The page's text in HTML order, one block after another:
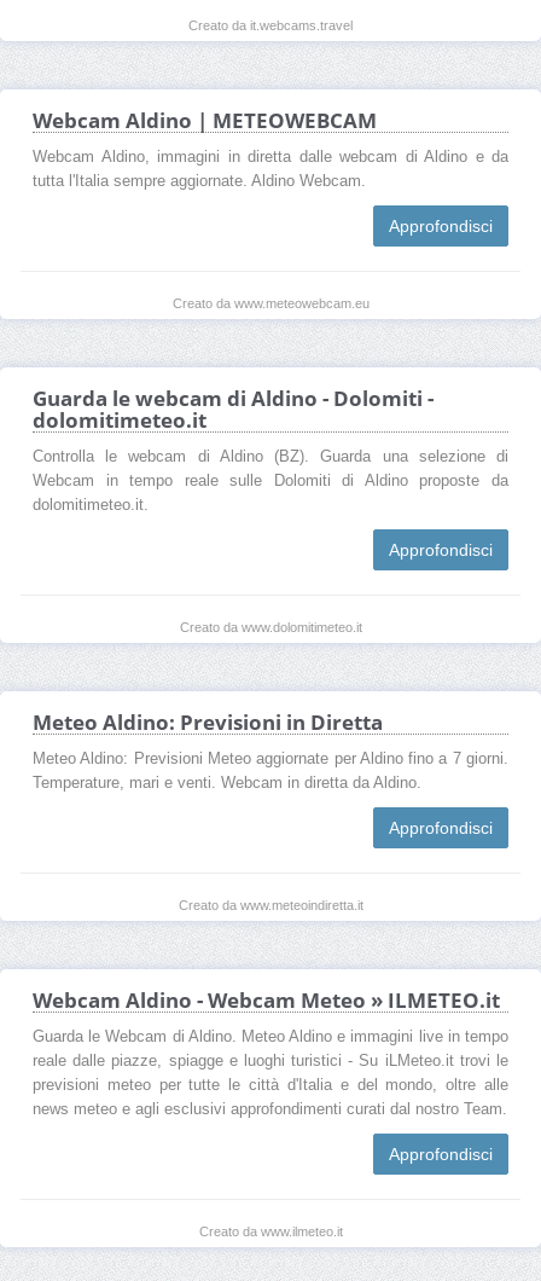
Creato da it.webcams.travel
Webcam Aldino | METEOWEBCAM
Webcam Aldino, immagini in diretta dalle webcam di Aldino e da
tutta l'Italia sempre aggiornate. Aldino Webcam.
Approfondisci
Creato da www.meteowebcam.eu
Guarda le webcam di Aldino - Dolomiti -
dolomitimeteo.it
Controlla le webcam di Aldino (BZ). Guarda una selezione di
Webcam in tempo reale sulle Dolomiti di Aldino proposte da
dolomitimeteo.it.
Approfondisci
Creato da www.dolomitimeteo.it
Meteo Aldino: Previsioni in Diretta
Meteo Aldino: Previsioni Meteo aggiornate per Aldino fino a 7 giorni.
Temperature, mari e venti. Webcam in diretta da Aldino.
Approfondisci
Creato da www.meteoindiretta.it
Webcam Aldino - Webcam Meteo » ILMETEO.it
Guarda le Webcam di Aldino. Meteo Aldino e immagini live in tempo
reale dalle piazze, spiagge e luoghi turistici - Su iLMeteo.it trovi le
previsioni meteo per tutte le città d'Italia e del mondo, oltre alle
news meteo e agli esclusivi approfondimenti curati dal nostro Team.
Approfondisci
Creato da www.ilmeteo.it